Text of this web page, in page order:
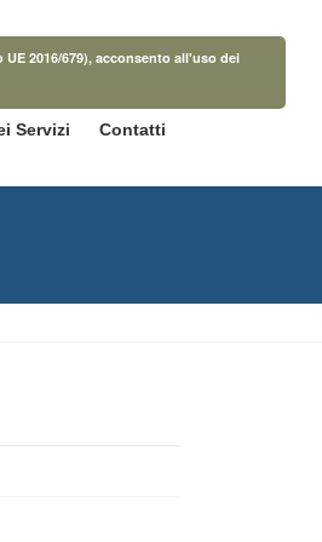
Servizi Contatti
2016/679), acconsento all'uso dei